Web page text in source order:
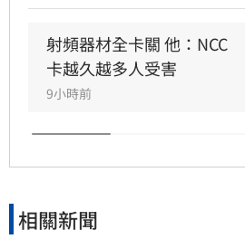
NCC提醒，到時候可別嚇到了！
射頻器材全卡關 他：NCC
卡越久越多人受害
9小時前
相關新聞